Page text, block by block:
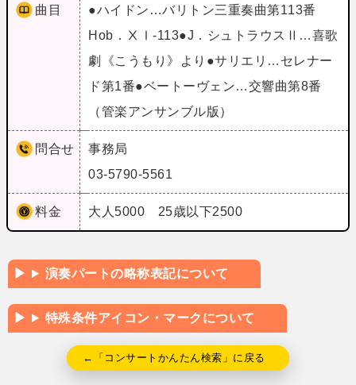
曲目
●ハイドン…バリトン三重奏曲第113番
Hob．ⅩⅠ‐113●J．シュトラウスⅡ…喜歌
劇《こうもり》より●サリエリ…セレナー
ド第1番●ベートーヴェン…交響曲第8番
（管楽アンサンブル版）
問合せ
事務局
03-5790-5561
料金 大人5000 25歳以下2500
演奏パートの略称表記について
特殊条件アイコン・マークについて
←「コンサートかんたん検索」に戻る